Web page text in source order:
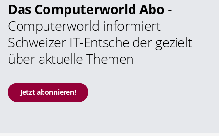
Das Computerworld Abo -
Computerworld informiert
Schweizer IT-Entscheider gezielt
über aktuelle Themen
Jetzt abonnieren!